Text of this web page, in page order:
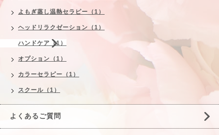
よもぎ蒸し温熱セラピー（1）
ヘッドリラクゼーション（1）
ハンドケア（1）
オプション（1）
カラーセラピー（1）
スクール（1）
よくあるご質問